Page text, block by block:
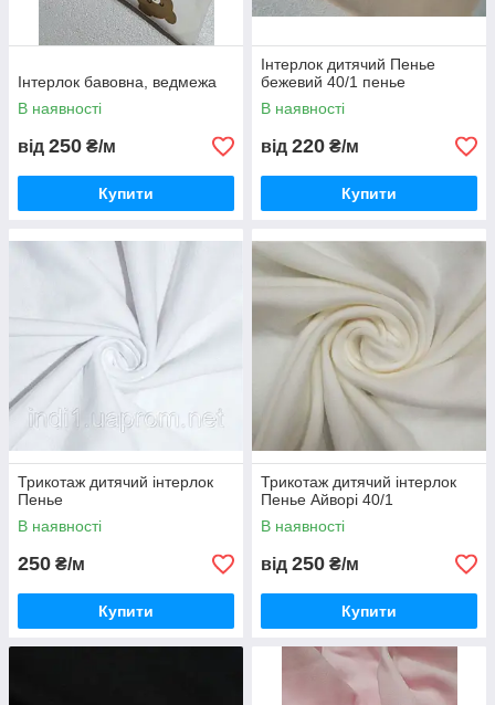
Інтерлок бавовна, ведмежа
В наявності
від 250 ₴/м
Купити
Інтерлок дитячий Пенье
бежевий 40/1 пенье
В наявності
від 220 ₴/м
Купити
Трикотаж дитячий інтерлок
Пенье
В наявності
250 ₴/м
Купити
Трикотаж дитячий інтерлок
Пенье Айворі 40/1
В наявності
від 250 ₴/м
Купити